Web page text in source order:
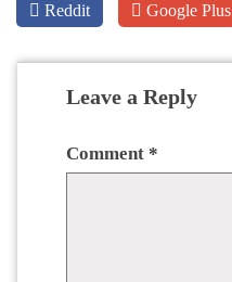
Reddit Google Plus
Leave a Reply
Comment *